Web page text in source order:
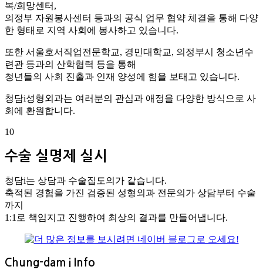
복/희망센터,
의정부 자원봉사센터 등과의 공식 업무 협약 체결을 통해 다양
한 형태로 지역 사회에 봉사하고 있습니다.
또한 서울호서직업전문학교, 경민대학교, 의정부시 청소년수
련관 등과의 산학협력 등을 통해
청년들의 사회 진출과 인재 양성에 힘을 보태고 있습니다.
청담i성형외과는 여러분의 관심과 애정을 다양한 방식으로 사
회에 환원합니다.
10
수술 실명제 실시
청담i는 상담과 수술집도의가 같습니다.
축적된 경험을 가진 검증된 성형외과 전문의가 상담부터 수술
까지
1:1로 책임지고 진행하여 최상의 결과를 만들어냅니다.
Chung-dam i Info